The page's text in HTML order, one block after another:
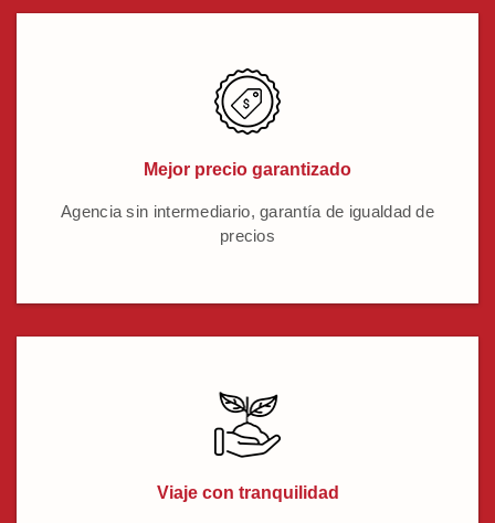
Mejor precio garantizado
Agencia sin intermediario, garantía de igualdad de
precios
Viaje con tranquilidad